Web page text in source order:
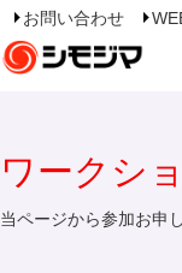
お問い合わせ
ワークシ
当ページから参加お申